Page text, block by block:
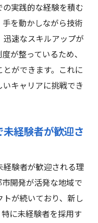
実践的な経験を積む
を動かしながら技術
速なスキルアップが
が整っているため、
ができます。これに
キャリアに挑戦でき
経験者が歓迎さ
験者が歓迎される理
開発が活発な地域で
が続いており、新し
に未経験者を採用す